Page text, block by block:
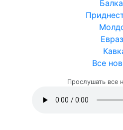
Все
Прослушать все